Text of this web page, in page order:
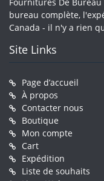
bureau complète,
Canada - il n'y a rien
Site Links
Page d’accueil
À propos
Contacter nous
Boutique
Mon compte
Cart
Expédition
Liste de souhaits